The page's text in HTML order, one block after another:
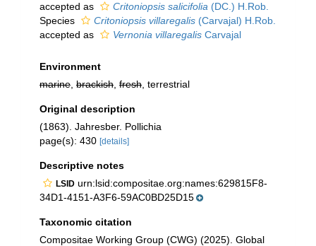
accepted as
Critoniopsis salicifolia (DC.) H.Rob.
Species
Critoniopsis villaregalis (Carvajal) H.Rob.
accepted as
Vernonia villaregalis Carvajal
Environment
marine brackish fresh , terrestrial
Original description
(1863). Jahresber. Pollichia
page(s): 430 [details]
Descriptive notes
LSID urn:lsid:compositae.org:names:629815F8-
34D1-4151-A3F6-59AC0BD25D15
Taxonomic citation
Compositae Working Group (CWG) (2025). Global